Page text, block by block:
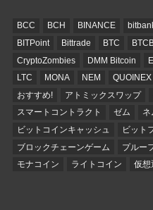
BCC BCH BINANCE
BITPoint
Bittrade BTC
CryptoZombies
DMM Bitcoin
LTC
MONA NEM QUOINEX
おすすめ!
アトミックスワップ
スマートコントラクト
ゼム ネ
ビットコインキャッシュ
ビット
ブロックチェーンゲーム
プルー
モナコイン
ライトコイン 仮想